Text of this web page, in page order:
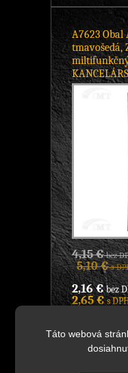
Táto webová
A7623
tmavošedá,
4,15 €bez
5,10 €s
2,16 €bez
2,65 €s
obal
model: